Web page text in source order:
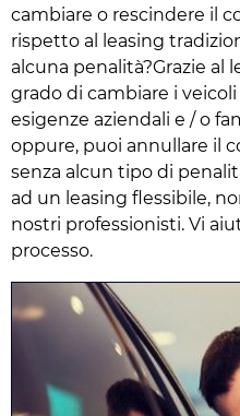
cambiare o rescindere il
rispetto al leasing
alcuna penalità?Grazie al
grado di cambiare i
esigenze aziendali e / o
oppure, puoi annullare il
senza alcun tipo di
ad un leasing flessibile,
nostri professionisti. Vi
processo.